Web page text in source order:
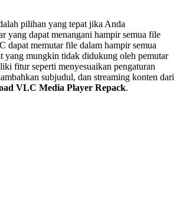
pilihan yang tepat jika Anda
yang dapat menangani hampir semua file
dapat memutar file dalam hampir semua
yang mungkin tidak didukung oleh pemutar
fitur seperti menyesuaikan pengaturan
subjudul, dan streaming konten dari
VLC Media Player Repack.